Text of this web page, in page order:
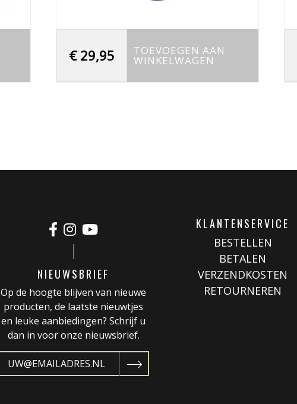
€29,95 TOEVOEGEN AAN
WINKELWAGEN
NIEUWSBRIEF
Op de hoogte blijven van nieuwe
producten, de laatste nieuwtjes
en leuke aanbiedingen? Schrijf u
dan in voor onze nieuwsbrief.
KLANTENSERVICE
BESTELLEN
BETALEN
VERZENDKOSTEN
RETOURNEREN